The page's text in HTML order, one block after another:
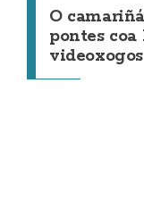
O
pontes
videoxogos